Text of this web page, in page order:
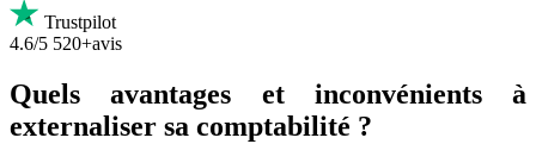
Trustpilot
4.6/5 520+avis
Quels avantages et inconvénients à
externaliser sa comptabilité ?